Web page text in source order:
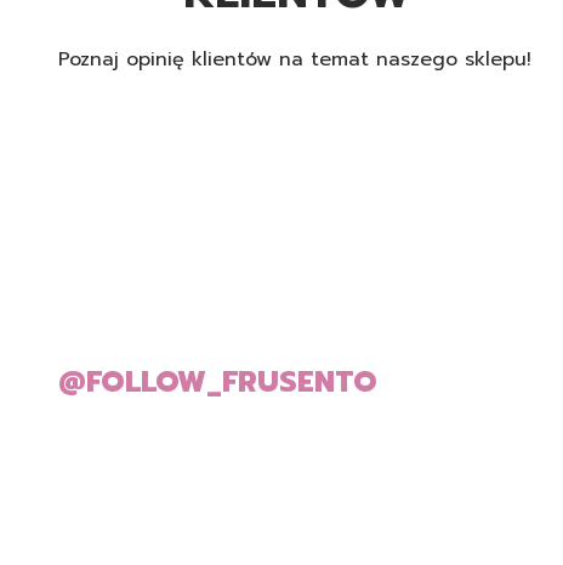
Poznaj opinię klientów na temat naszego sklepu!
@FOLLOW_FRUSENTO